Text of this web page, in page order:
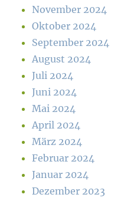
November 2024
Oktober 2024
September 2024
August 2024
Juli 2024
Juni 2024
Mai 2024
April 2024
März 2024
Februar 2024
Januar 2024
Dezember 2023